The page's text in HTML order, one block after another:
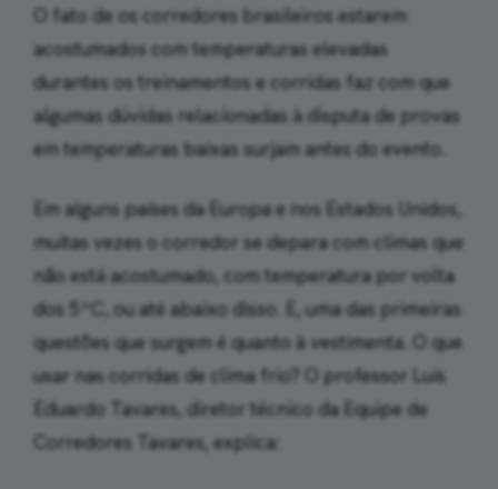
O fato de os corredores brasileiros estarem
acostumados com temperaturas elevadas
durantes os treinamentos e corridas faz com que
algumas dúvidas relacionadas à disputa de provas
em temperaturas baixas surjam antes do evento.
Em alguns países da Europa e nos Estados Unidos,
muitas vezes o corredor se depara com climas que
não está acostumado, com temperatura por volta
dos 5ºC, ou até abaixo disso. E, uma das primeiras
questões que surgem é quanto à vestimenta. O que
usar nas corridas de clima frio? O professor Luís
Eduardo Tavares, diretor técnico da Equipe de
Corredores Tavares, explica: